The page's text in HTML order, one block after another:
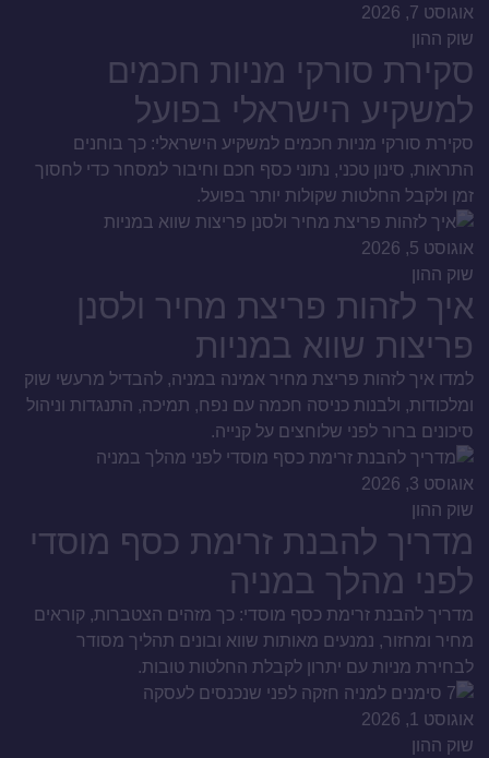
אוגוסט 7, 2026
שוק ההון
סקירת סורקי מניות חכמים
למשקיע הישראלי בפועל
סקירת סורקי מניות חכמים למשקיע הישראלי: כך בוחנים
התראות, סינון טכני, נתוני כסף חכם וחיבור למסחר כדי לחסוך
זמן ולקבל החלטות שקולות יותר בפועל.
אוגוסט 5, 2026
שוק ההון
איך לזהות פריצת מחיר ולסנן
פריצות שווא במניות
למדו איך לזהות פריצת מחיר אמינה במניה, להבדיל מרעשי שוק
ומלכודות, ולבנות כניסה חכמה עם נפח, תמיכה, התנגדות וניהול
סיכונים ברור לפני שלוחצים על קנייה.
אוגוסט 3, 2026
שוק ההון
מדריך להבנת זרימת כסף מוסדי
לפני מהלך במניה
מדריך להבנת זרימת כסף מוסדי: כך מזהים הצטברות, קוראים
מחיר ומחזור, נמנעים מאותות שווא ובונים תהליך מסודר
לבחירת מניות עם יתרון לקבלת החלטות טובות.
אוגוסט 1, 2026
שוק ההון